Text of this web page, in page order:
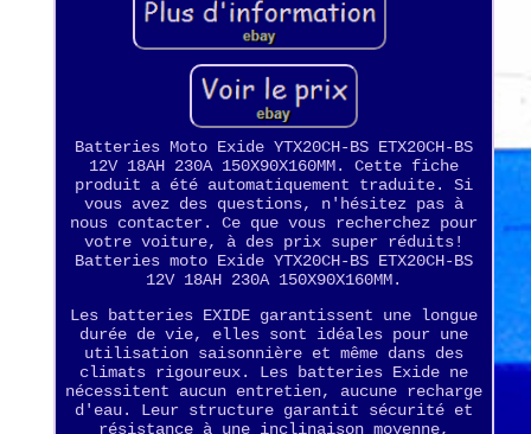
Batteries Moto Exide YTX20CH-BS ETX20CH-BS
12V 18AH 230A 150X90X160MM. Cette fiche
produit a été automatiquement traduite. Si
vous avez des questions, n'hésitez pas à
nous contacter. Ce que vous recherchez pour
votre voiture, à des prix super réduits!
Batteries moto Exide YTX20CH-BS ETX20CH-BS
12V 18AH 230A 150X90X160MM.
Les batteries EXIDE garantissent une longue
durée de vie, elles sont idéales pour une
utilisation saisonnière et même dans des
climats rigoureux. Les batteries Exide ne
nécessitent aucun entretien, aucune recharge
d'eau. Leur structure garantit sécurité et
résistance à une inclinaison moyenne,